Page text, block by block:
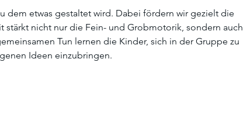
dem etwas gestaltet wird. Dabei fördern wir gezielt die
nicht nur die Fein- und Grobmotorik, sondern auch
Tun lernen die Kinder, sich in der Gruppe zu
Ideen einzubringen.